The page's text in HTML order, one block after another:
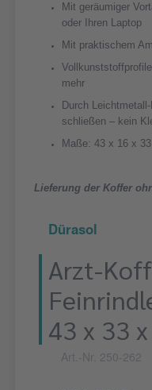
Mit geräumiger
oder Ihren Laptop
Mit praktischem
mehr
Durch
schließen – kein
Maße: 43 x 16 x
Lieferung der Koffer
Dürasol
Arzt-
43 x 33
Art.-Nr. 250-262